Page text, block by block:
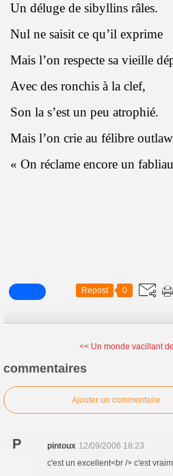
Un déluge de sibyllins râles.
Nul ne saisit ce qu’il exprime
Mais l’on respecte sa vieille
Avec des ronchis à la clef,
Son la s’est un peu atrophié.
Mais l’on crie au félibre
« On réclame encore un
Repost 0
<< Un monde vacillant
commentaires
Ajouter un commentaire
P pintoux 12/09/2006 18:23
c'est un excellent<br /> c'est